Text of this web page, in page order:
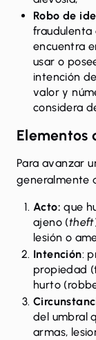
Robo de
fraudulenta
encuentra
usar o
intención
valor y
considera
Elementos
Para avanzar
generalmente
Acto:que
ajeno (theft
lesión o
Intención:
propiedad
hurto
del umbral
armas,